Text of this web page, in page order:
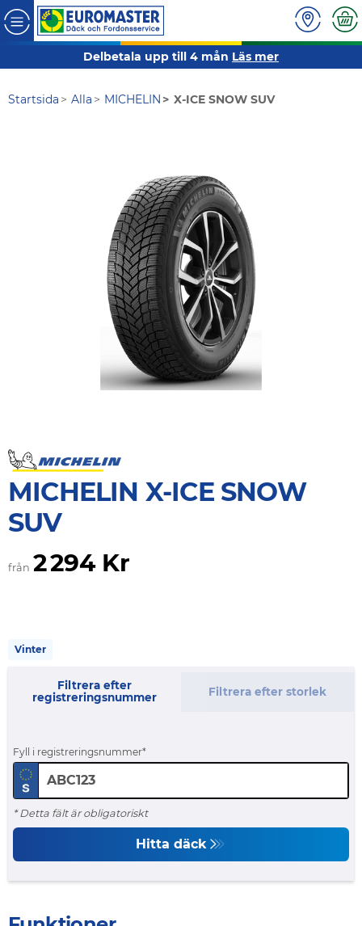
Delbetala upp till 4 mån Läs mer
Startsida Alla MICHELIN X-ICE SNOW SUV
MICHELIN X-ICE SNOW
SUV
från 2 294 Kr
Vinter
Filtrera efter
registreringsnummer
Filtrera efter storlek
Fyll i registreringsnummer
* Detta fält är obligatoriskt
Hitta däck